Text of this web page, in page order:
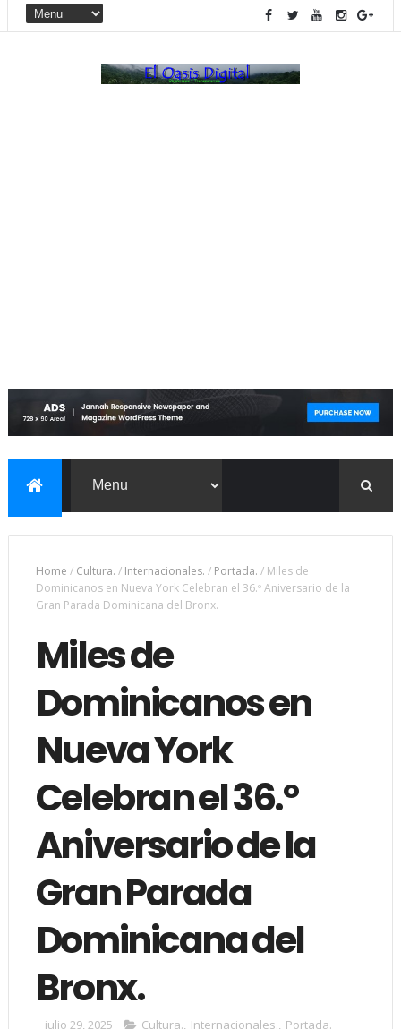
Home / Cultura. / Internacionales. / Portada. / Miles de
Dominicanos en Nueva York Celebran el 36.º Aniversario de la
Gran Parada Dominicana del Bronx.
Miles de
Dominicanos en
Nueva York
Celebran el 36.º
Aniversario de la
Gran Parada
Dominicana del
Bronx.
julio 29, 2025 Cultura., Internacionales., Portada.